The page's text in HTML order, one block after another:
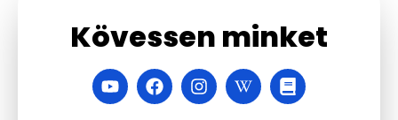
Kövessen minket